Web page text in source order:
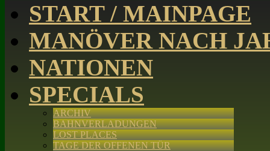
START / MAINPAGE
MANÖVER NACH
NATIONEN
SPECIALS
ARCHIV
BAHNVERLADUNGEN
LOST PLACES
TAGE DER OFFENEN TÜR